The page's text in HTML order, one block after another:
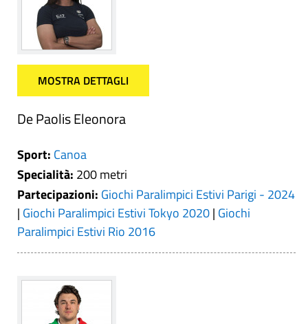
MOSTRA DETTAGLI
De Paolis Eleonora
Sport: Canoa
Specialità: 200 metri
Partecipazioni: Giochi Paralimpici Estivi Parigi - 2024
| Giochi Paralimpici Estivi Tokyo 2020| Giochi
Paralimpici Estivi Rio 2016